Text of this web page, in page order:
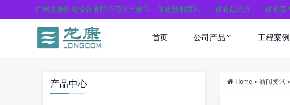
广州龙康机电设备有限公司生产销售一体化预制泵站，一体化截流井，一体化泵
首页 公司产品 工程案例
产品中心 Home » 新闻资讯 »